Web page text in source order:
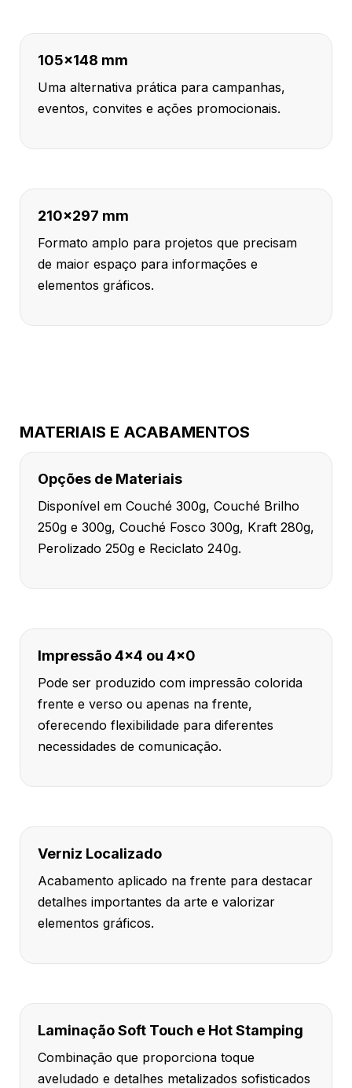
105x148 mm
Uma alternativa prática para campanhas,
eventos, convites e ações promocionais.
210x297 mm
Formato amplo para projetos que precisam
de maior espaço para informações e
elementos gráficos.
MATERIAIS E ACABAMENTOS
Opções de Materiais
Disponível em Couché 300g, Couché Brilho
250g e 300g, Couché Fosco 300g, Kraft 280g,
Perolizado 250g e Reciclato 240g.
Impressão 4x4 ou 4x0
Pode ser produzido com impressão colorida
frente e verso ou apenas na frente,
oferecendo flexibilidade para diferentes
necessidades de comunicação.
Verniz Localizado
Acabamento aplicado na frente para destacar
detalhes importantes da arte e valorizar
elementos gráficos.
Laminação Soft Touch e Hot Stamping
Combinação que proporciona toque
aveludado e detalhes metalizados sofisticados